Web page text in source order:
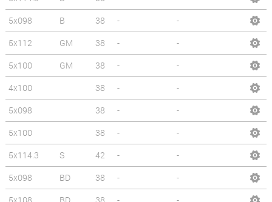
5x098
B 38 -
-
5x112
GM 38 -
-
5x100
GM 38 -
-
4x100
38 -
-
5x098
38 -
-
5x100
38 -
-
5x114.3
S 42 -
-
5x098
BD 38 -
-
5x108
BD 38 -
-